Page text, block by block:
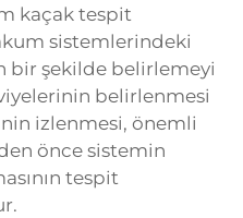
kaçak tespit
sistemlerindeki
bir şekilde belirlemeyi
belirlenmesi
izlenmesi, önemli
önce sistemin
tespit